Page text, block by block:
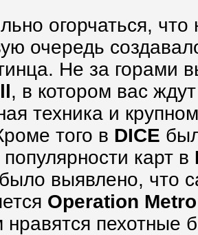
огорчаться,
очередь
Не за горами
, в котором вас
техника и
того в DICE
карт в
было выявлено, что
Operation Metro
нравятся пехотные